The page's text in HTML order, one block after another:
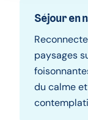
Séjour en
paysages
du calme